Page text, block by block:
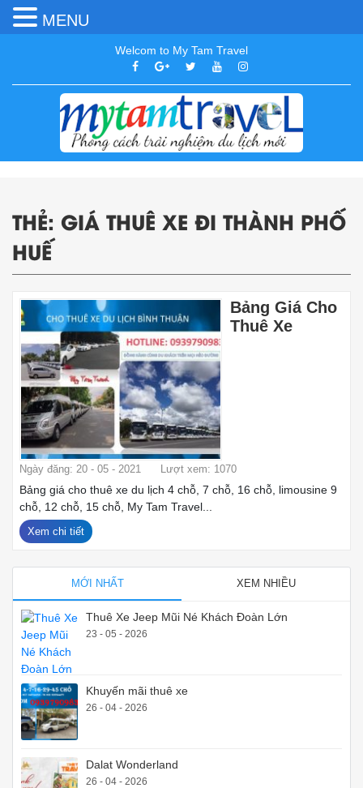
Welcom to My Tam Travel
THẺ: GIÁ THUÊ XE ĐI THÀNH PHỐ
HUẾ
Bảng Giá Cho
Thuê Xe
Ngày đăng: 20 - 05 - 2021 Lượt xem: 1070
Bảng giá cho thuê xe du lịch 4 chỗ, 7 chỗ, 16 chỗ, limousine 9
chỗ, 12 chỗ, 15 chỗ, My Tam Travel...
Xem chi tiết
MỚI NHẤT XEM NHIỀU
Thuê Xe Jeep Mũi Né Khách Đoàn Lớn
23 - 05 - 2026
Khuyến mãi thuê xe
26 - 04 - 2026
Dalat Wonderland
26 - 04 - 2026
MENU